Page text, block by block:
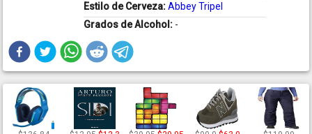
Estilo de Cerveza:Abbey Tripel
Grados de Alcohol: -